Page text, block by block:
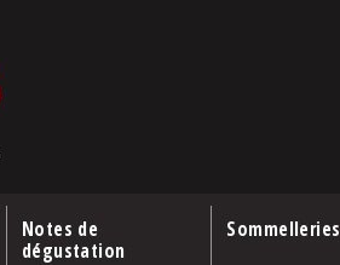
Notes de
dégustation
Sommelleries